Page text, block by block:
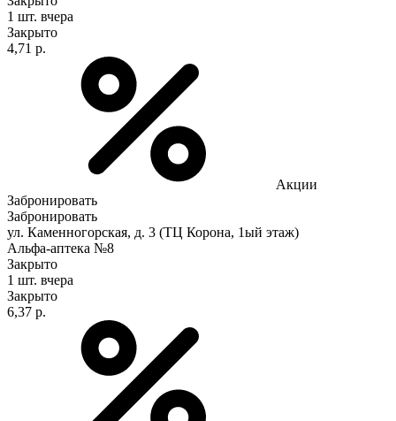
1 шт. вчера
Закрыто
4,71 р.
Акции
Забронировать
Забронировать
ул. Каменногорская, д. 3 (ТЦ Корона, 1ый этаж)
Альфа-аптека №8
Закрыто
1 шт. вчера
Закрыто
6,37 р.